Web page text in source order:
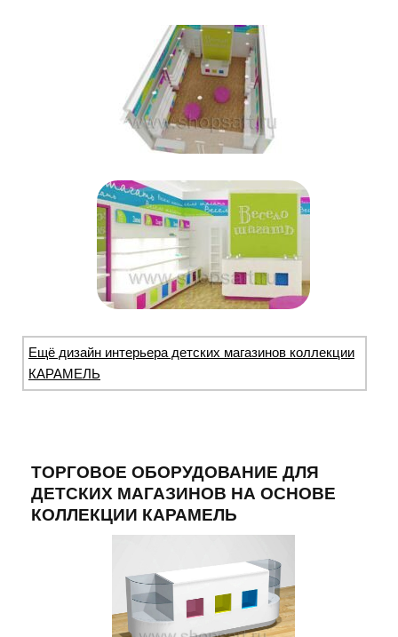
Ещё дизайн интерьера детских магазинов коллекции
КАРАМЕЛЬ
ТОРГОВОЕ ОБОРУДОВАНИЕ ДЛЯ
ДЕТСКИХ МАГАЗИНОВ НА ОСНОВЕ
КОЛЛЕКЦИИ КАРАМЕЛЬ